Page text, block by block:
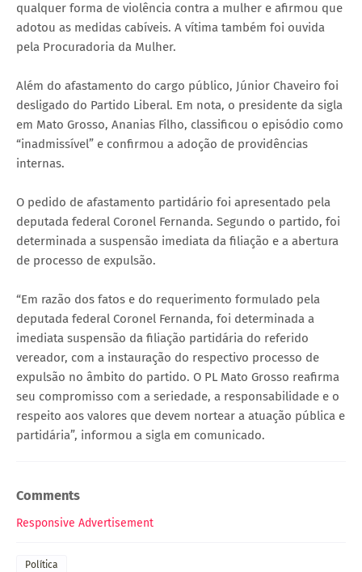
qualquer forma de violência contra a mulher e afirmou que
adotou as medidas cabíveis. A vítima também foi ouvida
pela Procuradoria da Mulher.
Além do afastamento do cargo público, Júnior Chaveiro foi
desligado do Partido Liberal. Em nota, o presidente da sigla
em Mato Grosso, Ananias Filho, classificou o episódio como
“inadmissível” e confirmou a adoção de providências
internas.
O pedido de afastamento partidário foi apresentado pela
deputada federal Coronel Fernanda. Segundo o partido, foi
determinada a suspensão imediata da filiação e a abertura
de processo de expulsão.
“Em razão dos fatos e do requerimento formulado pela
deputada federal Coronel Fernanda, foi determinada a
imediata suspensão da filiação partidária do referido
vereador, com a instauração do respectivo processo de
expulsão no âmbito do partido. O PL Mato Grosso reafirma
seu compromisso com a seriedade, a responsabilidade e o
respeito aos valores que devem nortear a atuação pública e
partidária”, informou a sigla em comunicado.
Comments
Responsive Advertisement
Política